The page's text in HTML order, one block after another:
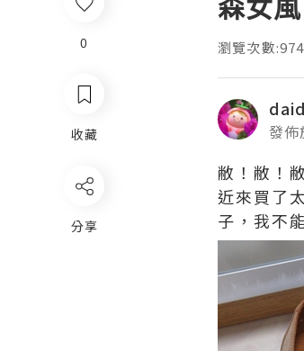
0
收藏
分享
瀏覽次數:974
發
敝！敝！
近來買了
子，我不